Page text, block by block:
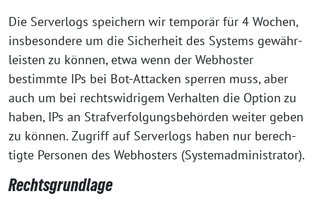
Die Ser­ver­logs spei­chern wir tem­po­rär für 4 Wochen,
ins­be­son­de­re um die Sicher­heit des Sys­tems gewähr­
leis­ten zu kön­nen, etwa wenn der Web­hos­ter
bestimm­te IPs bei Bot-Atta­cken sper­ren muss, aber
auch um bei rechts­wid­ri­gem Ver­hal­ten die Opti­on zu
haben, IPs an Straf­ver­fol­gungs­be­hör­den wei­ter geben
zu kön­nen. Zugriff auf Ser­ver­logs haben nur berech­
tig­te Per­so­nen des Web­hos­ters (Sys­tem­ad­mi­nis­tra­tor).
Rechtsgrundlage